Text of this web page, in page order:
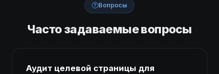
Вопросы
Часто задаваемые вопросы
Аудит целевой страницы для